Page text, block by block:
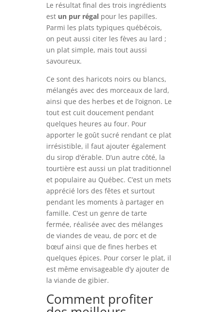
Le résultat final des trois ingrédients
est un pur régalpour les papilles.
Parmi les plats typiques québécois,
on peut aussi citer les fèves au lard ;
un plat simple, mais tout aussi
savoureux.
Ce sont des haricots noirs ou blancs,
mélangés avec des morceaux de lard,
ainsi que des herbes et de l’oignon. Le
tout est cuit doucement pendant
quelques heures au four. Pour
apporter le goût sucré rendant ce plat
irrésistible, il faut ajouter également
du sirop d’érable. D’un autre côté, la
tourtière est aussi un plat traditionnel
et populaire au Québec. C’est un mets
apprécié lors des fêtes et surtout
pendant les moments à partager en
famille. C’est un genre de tarte
fermée, réalisée avec des mélanges
de viandes de veau, de porc et de
bœuf ainsi que de fines herbes et
quelques épices. Pour corser le plat, il
est même envisageable d’y ajouter de
la viande de gibier.
Comment profiter